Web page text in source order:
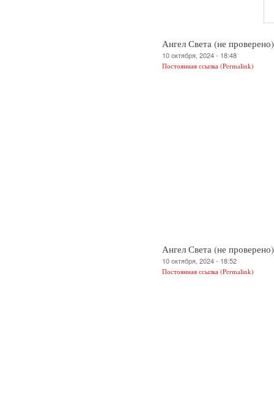
Ангел Света (не проверено)
10 октября, 2024 - 18:48
Постоянная ссылка (Permalink)
Ангел Света (не проверено)
10 октября, 2024 - 18:52
Постоянная ссылка (Permalink)